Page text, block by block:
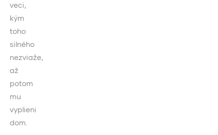
veci,
kým
toho
silného
nezviaže,
až
potom
mu
vyplieni
dom.